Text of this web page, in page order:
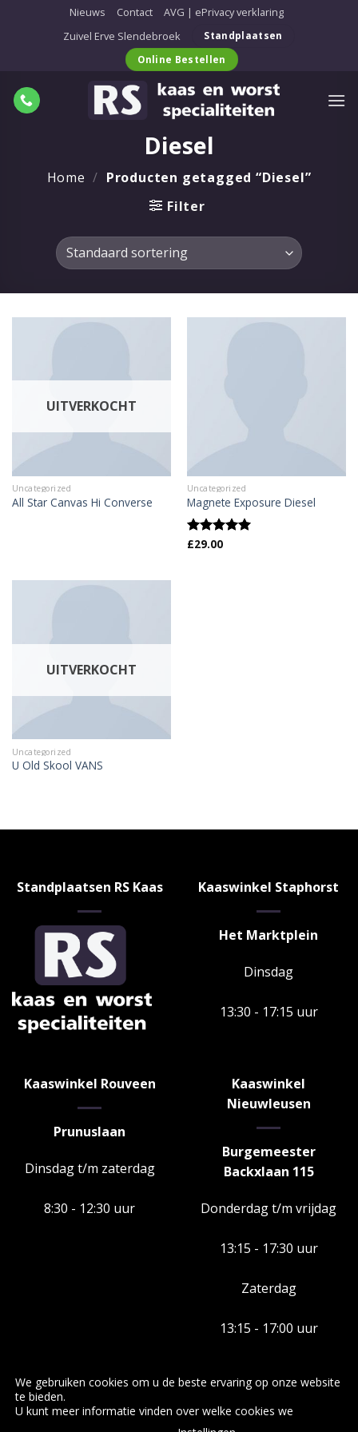
Nieuws Contact
AVG | ePrivacy verklaring
Zuivel Erve Slendebroek
Standplaatsen
Online Bestellen
Diesel
Home / Producten getagged “Diesel”
Filter
UITVERKOCHT
Uncategorized
All Star Canvas Hi Converse
Uncategorized
Magnete Exposure Diesel
Gewaardeerd
£29.00
UITVERKOCHT
Uncategorized
U Old Skool VANS
Standplaatsen RS Kaas Kaaswinkel Staphorst
Het Marktplein
Dinsdag
13:30 - 17:15 uur
Kaaswinkel Rouveen
Prunuslaan
Dinsdag t/m zaterdag
8:30 - 12:30 uur
Kaaswinkel
Nieuwleusen
Burgemeester
Backxlaan 115
Donderdag t/m vrijdag
13:15 - 17:30 uur
Zaterdag
13:15 - 17:00 uur
Standplaatsen
We gebruiken cookies om u de beste ervaring op onze website
te bieden.
U kunt meer informatie vinden over welke cookies we